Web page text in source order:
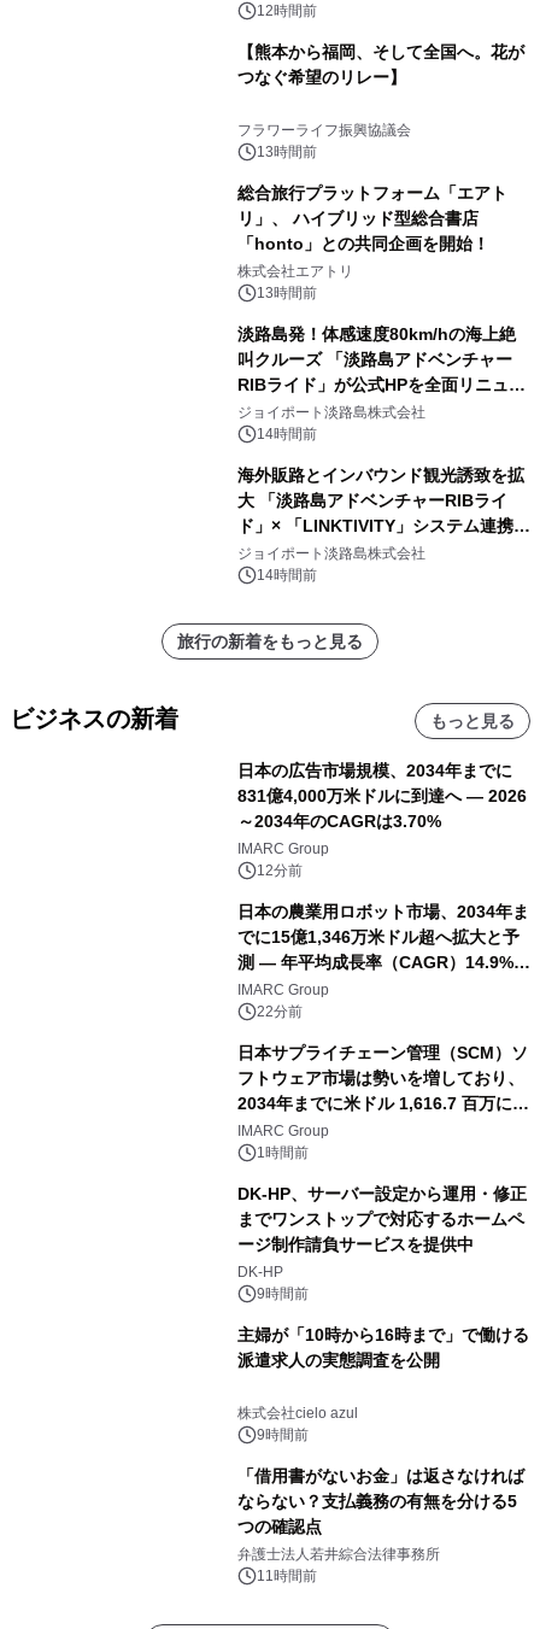
12時間前
【熊本から福岡、そして全国へ。花が
つなぐ希望のリレー】
フラワーライフ振興協議会
13時間前
総合旅行プラットフォーム「エアト
リ」、 ハイブリッド型総合書店
「honto」との共同企画を開始！
株式会社エアトリ
13時間前
淡路島発！体感速度80km/hの海上絶
叫クルーズ 「淡路島アドベンチャー
RIBライド」が公式HPを全面リニュー
アル！ ～スマホで即予約完了の「スマ
ート設計」へ刷新～
ジョイポート淡路島株式会社
14時間前
海外販路とインバウンド観光誘致を拡
大 「淡路島アドベンチャーRIBライ
ド」× 「LINKTIVITY」システム連携を
開始！
ジョイポート淡路島株式会社
14時間前
旅行の新着をもっと見る
ビジネスの新着 もっと見る
日本の広告市場規模、2034年までに
831億4,000万米ドルに到達へ ― 2026
～2034年のCAGRは3.70%
IMARC Group
12分前
日本の農業用ロボット市場、2034年ま
でに15億1,346万米ドル超へ拡大と予
測 ― 年平均成長率（CAGR）14.9%を
記録
IMARC Group
22分前
日本サプライチェーン管理（SCM）ソ
フトウェア市場は勢いを増しており、
2034年までに米ドル 1,616.7 百万に達
し、CAGR 3.42%で成長すると予測
IMARC Group
1時間前
DK-HP、サーバー設定から運用・修正
までワンストップで対応するホームペ
ージ制作請負サービスを提供中
DK-HP
9時間前
主婦が「10時から16時まで」で働ける
派遣求人の実態調査を公開
株式会社cielo azul
9時間前
「借用書がないお金」は返さなければ
ならない？支払義務の有無を分ける5
つの確認点
弁護士法人若井綜合法律事務所
11時間前